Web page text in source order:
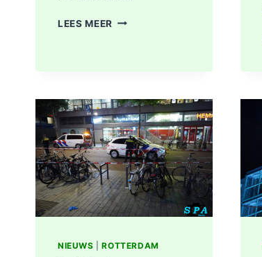
LEES MEER PERSOON
POLITIE
ONDERZOEKT
INCIDENT
AAN
SLACHTHUISKADE
ROTTERDAM
NIEUWS |ROTTERDAM